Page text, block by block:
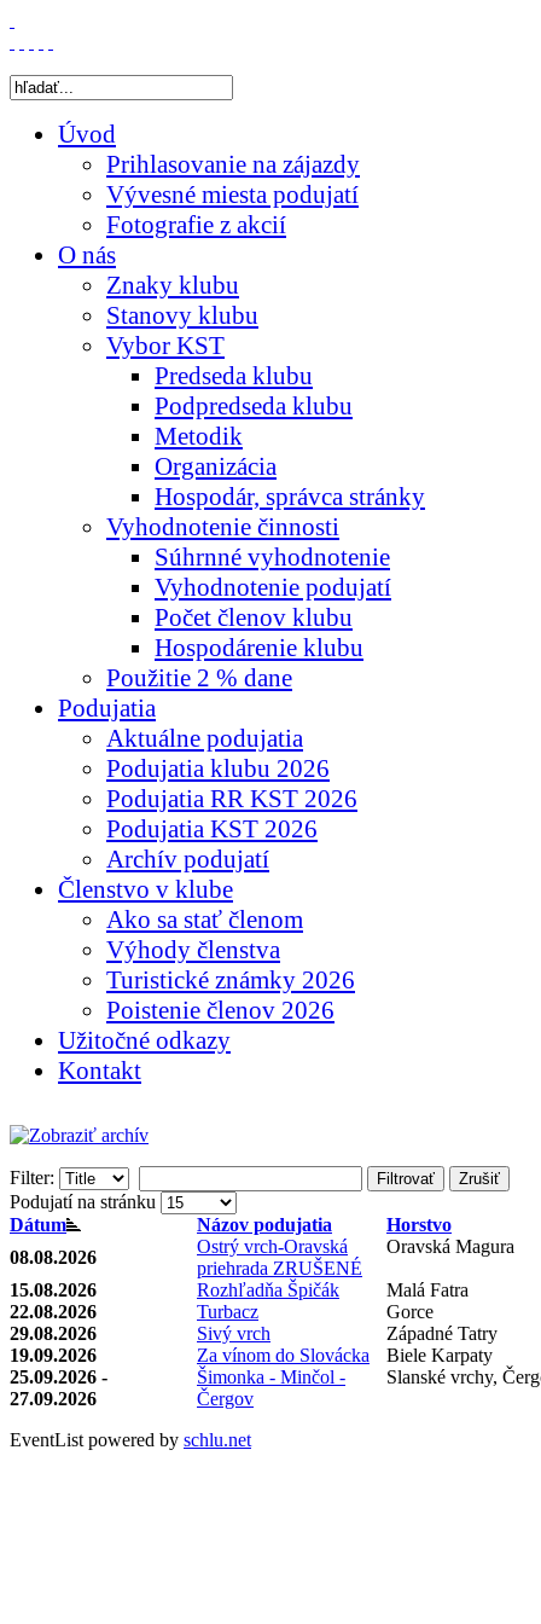
Úvod
Prihlasovanie na zájazdy
Vývesné miesta podujatí
Fotografie z akcií
O nás
Znaky klubu
Stanovy klubu
Vybor KST
Predseda klubu
Podpredseda klubu
Metodik
Organizácia
Hospodár, správca stránky
Vyhodnotenie činnosti
Súhrnné vyhodnotenie
Vyhodnotenie podujatí
Počet členov klubu
Hospodárenie klubu
Použitie 2 % dane
Podujatia
Aktuálne podujatia
Podujatia klubu 2026
Podujatia RR KST 2026
Podujatia KST 2026
Archív podujatí
Členstvo v klube
Ako sa stať členom
Výhody členstva
Turistické známky 2026
Poistenie členov 2026
Užitočné odkazy
Kontakt
Filter: Filtrovať Zrušiť
Podujatí na stránku
Dátum
Názov podujatia
Horstvo
08.08.2026
Ostrý vrch-Oravská
priehrada ZRUŠENÉ
Oravská Magura
15.08.2026 Rozhľadňa Špičák
Malá Fatra
22.08.2026
Turbacz
Gorce
29.08.2026
Sivý vrch
Západné Tatry
19.09.2026
Za vínom do Slovácka
Biele Karpaty
25.09.2026 -
27.09.2026
Šimonka - Minčol -
Čergov
Slanské vrchy,
EventList powered by schlu.net